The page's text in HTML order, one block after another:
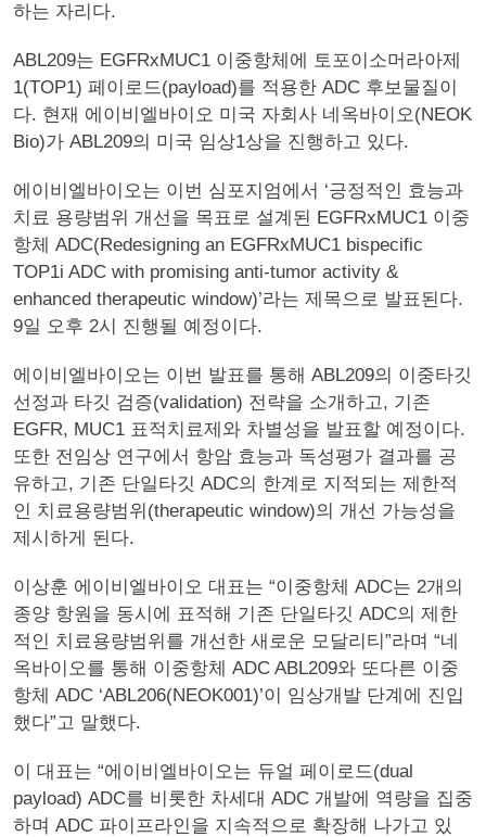
하는 자리다.
ABL209는 EGFRxMUC1 이중항체에 토포이소머라아제
1(TOP1) 페이로드(payload)를 적용한 ADC 후보물질이
다. 현재 에이비엘바이오 미국 자회사 네옥바이오(NEOK
Bio)가 ABL209의 미국 임상1상을 진행하고 있다.
에이비엘바이오는 이번 심포지엄에서 ‘긍정적인 효능과
치료 용량범위 개선을 목표로 설계된 EGFRxMUC1 이중
항체 ADC(Redesigning an EGFRxMUC1 bispecific
TOP1i ADC with promising anti-tumor activity &
enhanced therapeutic window)’라는 제목으로 발표된다.
9일 오후 2시 진행될 예정이다.
에이비엘바이오는 이번 발표를 통해 ABL209의 이중타깃
선정과 타깃 검증(validation) 전략을 소개하고, 기존
EGFR, MUC1 표적치료제와 차별성을 발표할 예정이다.
또한 전임상 연구에서 항암 효능과 독성평가 결과를 공
유하고, 기존 단일타깃 ADC의 한계로 지적되는 제한적
인 치료용량범위(therapeutic window)의 개선 가능성을
제시하게 된다.
이상훈 에이비엘바이오 대표는 “이중항체 ADC는 2개의
종양 항원을 동시에 표적해 기존 단일타깃 ADC의 제한
적인 치료용량범위를 개선한 새로운 모달리티”라며 “네
옥바이오를 통해 이중항체 ADC ABL209와 또다른 이중
항체 ADC ‘ABL206(NEOK001)’이 임상개발 단계에 진입
했다”고 말했다.
이 대표는 “에이비엘바이오는 듀얼 페이로드(dual
payload) ADC를 비롯한 차세대 ADC 개발에 역량을 집중
하며 ADC 파이프라인을 지속적으로 확장해 나가고 있